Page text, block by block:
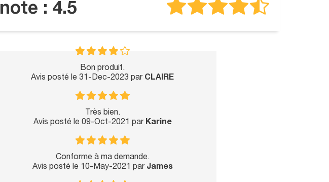
note : 4.5
Bon produit.
Avis posté le 31-Dec-2023 par CLAIRE
Très bien.
Avis posté le 09-Oct-2021 par Karine
Conforme à ma demande.
Avis posté le 10-May-2021 par James